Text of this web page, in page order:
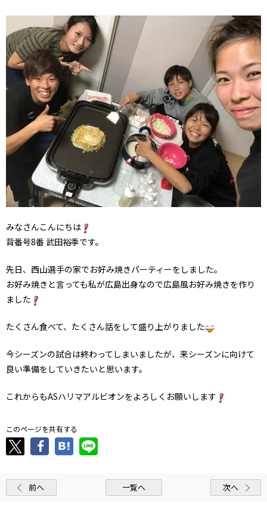
みなさんこんにちは
背番号8番 武田裕季です。
先日、西山選手の家でお好み焼きパーティーをしました。
お好み焼きと言っても私が広島出身なので広島風お好み焼きを作り
ました
たくさん食べて、たくさん話をして盛り上がりました
今シーズンの試合は終わってしまいましたが、来シーズンに向けて
良い準備をしていきたいと思います。
これからもASハリマアルビオンをよろしくお願いします
このページを共有する
前へ 一覧へ 次へ